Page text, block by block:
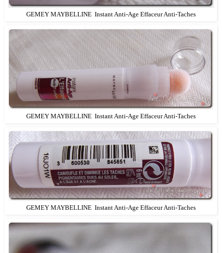
GEMEY MAYBELLINE Instant Anti-Age Effaceur Anti-Taches
GEMEY MAYBELLINE Instant Anti-Age Effaceur Anti-Taches
GEMEY MAYBELLINE Instant Anti-Age Effaceur Anti-Taches